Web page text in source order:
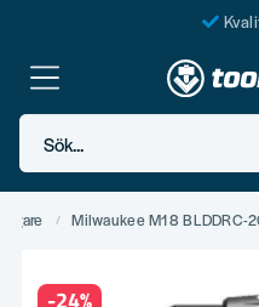
Fraktfritt
En
Sök...
Milwaukee M18 BLDDRC-